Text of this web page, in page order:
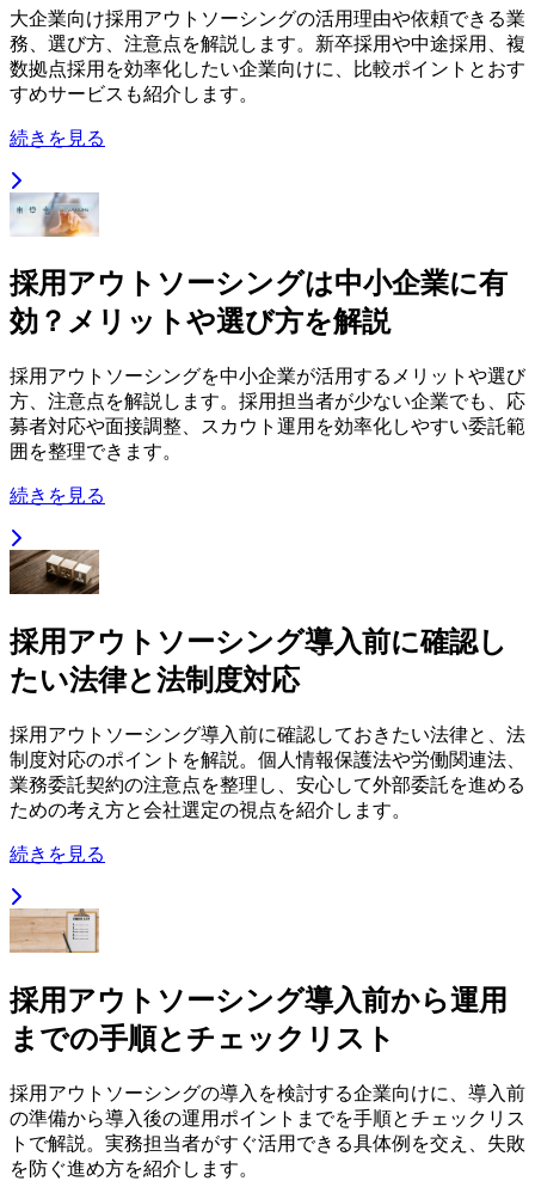
大企業向け採用アウトソーシングの活用理由や依頼できる業
務、選び方、注意点を解説します。新卒採用や中途採用、複
数拠点採用を効率化したい企業向けに、比較ポイントとおす
すめサービスも紹介します。
続きを見る
採用アウトソーシングは中小企業に有
効？メリットや選び方を解説
採用アウトソーシングを中小企業が活用するメリットや選び
方、注意点を解説します。採用担当者が少ない企業でも、応
募者対応や面接調整、スカウト運用を効率化しやすい委託範
囲を整理できます。
続きを見る
採用アウトソーシング導入前に確認し
たい法律と法制度対応
採用アウトソーシング導入前に確認しておきたい法律と、法
制度対応のポイントを解説。個人情報保護法や労働関連法、
業務委託契約の注意点を整理し、安心して外部委託を進める
ための考え方と会社選定の視点を紹介します。
続きを見る
採用アウトソーシング導入前から運用
までの手順とチェックリスト
採用アウトソーシングの導入を検討する企業向けに、導入前
の準備から導入後の運用ポイントまでを手順とチェックリス
トで解説。実務担当者がすぐ活用できる具体例を交え、失敗
を防ぐ進め方を紹介します。